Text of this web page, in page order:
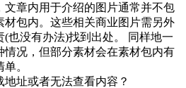
文章内用于介绍的图片通常并不包
材包内。这些相关商业图片需另外
(也没有办法)找到出处。 同样地一
情况，但部分素材会在素材包内有
。
址或者无法查看内容？